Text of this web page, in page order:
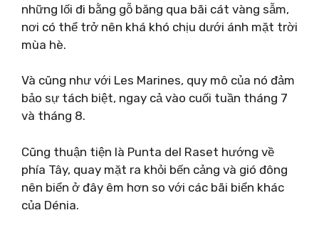
những lối đi bằng gỗ băng qua bãi cát vàng sẫm,
nơi có thể trở nên khá khó chịu dưới ánh mặt trời
mùa hè.
Và cũng như với Les Marines, quy mô của nó đảm
bảo sự tách biệt, ngay cả vào cuối tuần tháng 7
và tháng 8.
Cũng thuận tiện là Punta del Raset hướng về
phía Tây, quay mặt ra khỏi bến cảng và gió đông
nên biển ở đây êm hơn so với các bãi biển khác
của Dénia.